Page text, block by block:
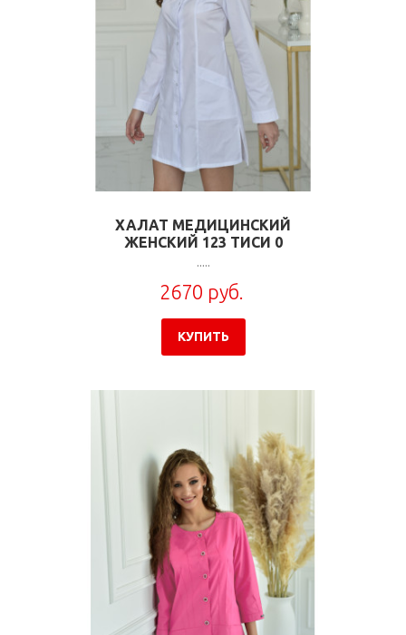
ХАЛАТ МЕДИЦИНСКИЙ
ЖЕНСКИЙ 123 ТИСИ 0
.....
2670 руб.
КУПИТЬ